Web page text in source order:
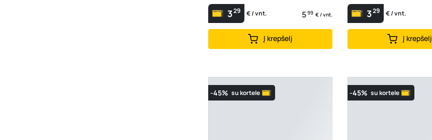
329 € / vnt. 599 € / vnt.
Į krepšelį
329 € / vnt.
Į krepšelį
-45% su kortele -45% su kortele